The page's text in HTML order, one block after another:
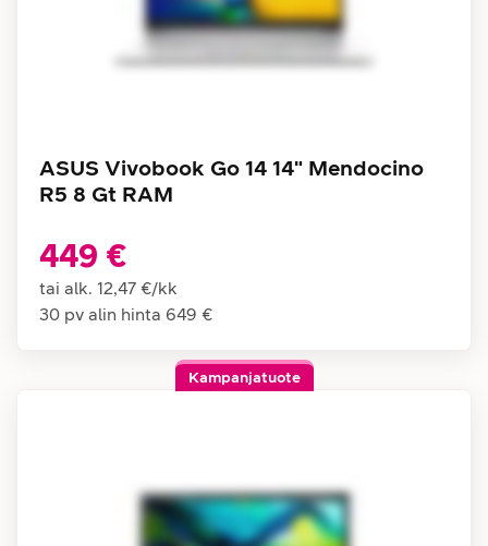
ASUS Vivobook Go 14 14" Mendocino
R5 8 Gt RAM
449 €
tai alk. 12,47 €/kk
30 pv alin hinta 649 €
Kampanjatuote